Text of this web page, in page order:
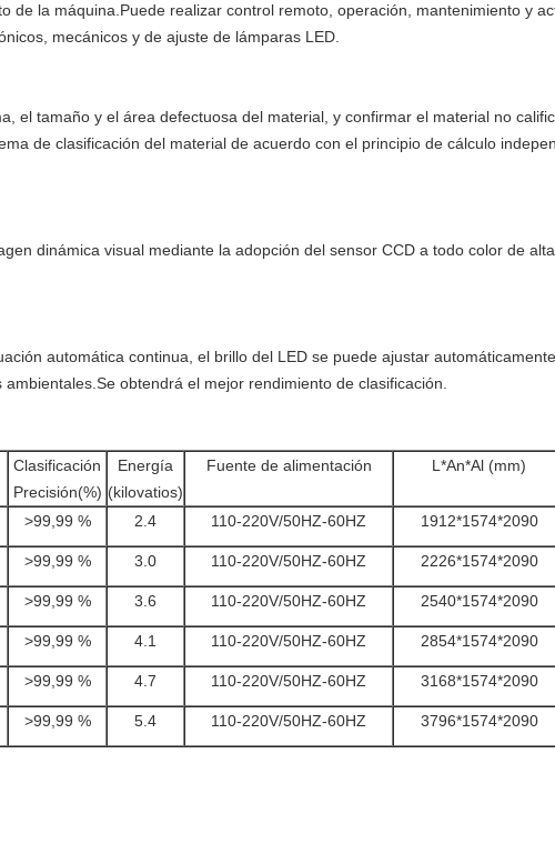
de la máquina.Puede realizar control remoto, operación, mantenimiento y
mecánicos y de ajuste de lámparas LED.
el tamaño y el área defectuosa del material, y confirmar el material no
de clasificación del material de acuerdo con el principio de cálculo
dinámica visual mediante la adopción del sensor CCD a todo color de
automática continua, el brillo del LED se puede ajustar
obtendrá el mejor rendimiento de clasificación.
Clasificación
Precisión(%)
Energía
(kilovatios)
Fuente de alimentación L*An*Al (mm)
>99,99 % 2.4 110-220V/50HZ-60HZ 1912*1574*2090
>99,99 % 3.0 110-220V/50HZ-60HZ 2226*1574*2090
>99,99 % 3.6 110-220V/50HZ-60HZ 2540*1574*2090
>99,99 % 4.1 110-220V/50HZ-60HZ 2854*1574*2090
>99,99 % 4.7 110-220V/50HZ-60HZ 3168*1574*2090
>99,99 % 5.4 110-220V/50HZ-60HZ 3796*1574*2090